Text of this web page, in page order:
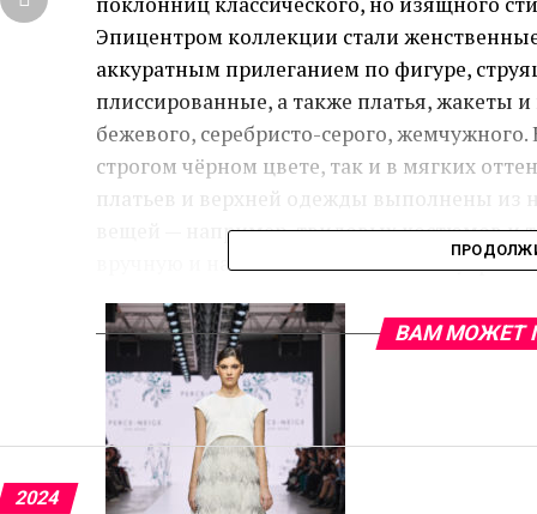
Эпицентром коллекции стали
аккуратным прилеганием по фигуре,
плиссированные, а также платья, жакеты
бежевого, серебристо-серого,
строгом чёрном цвете, так и в мягких
платьев и верхней одежды выполнены из
вещей — например, твидовых костюмов и
вручную и напоминает винтажные
ВАМ МОЖЕТ
2024